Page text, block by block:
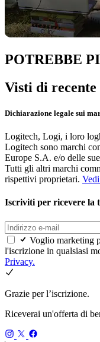
POTREBBE
Visti di recente
Dichiarazione legale sui
Logitech, Logi, i loro
Logitech sono marchi
Europe S.A. e/o delle
Tutti gli altri marchi
rispettivi proprietari.
Iscriviti per ricevere la
Voglio marketing
l'iscrizione in qualsiasi
Privacy.
Grazie per l’iscrizione.
Riceverai un'offerta di